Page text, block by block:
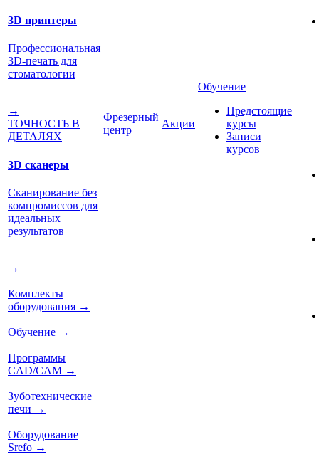
3D принтеры
Профессиональная
3D-печать для
стоматологии
→
ТОЧНОСТЬ В
ДЕТАЛЯХ
3D сканеры
Сканирование без
компромиссов для
идеальных
результатов
→
Комплекты
оборудования →
Обучение →
Программы
CAD/CAM →
Зуботехнические
печи →
Оборудование
Srefo →
Фрезерный
центр
Акции
Обучение
Предстоящие
курсы
Записи
курсов